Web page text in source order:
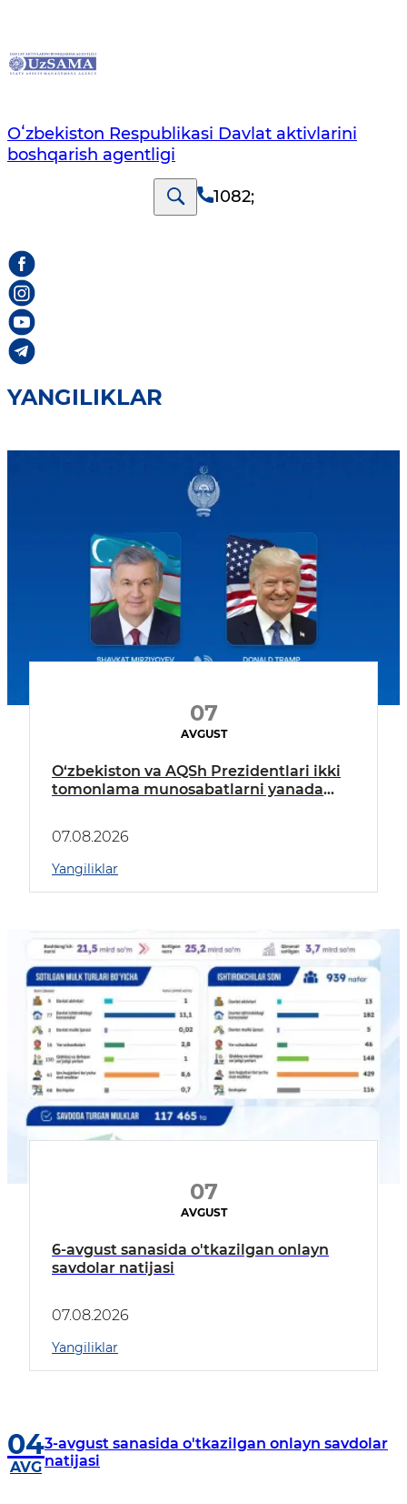
Oʻzbekiston Respublikasi Davlat aktivlarini
boshqarish agentligi
1082;
YANGILIKLAR
07
AVGUST
O‘zbekiston va AQSh Prezidentlari ikki
tomonlama munosabatlarni yanada
07.08.2026
Yangiliklar
07
AVGUST
6-avgust sanasida o'tkazilgan onlayn
savdolar natijasi
07.08.2026
Yangiliklar
04
AVG
3-avgust sanasida o'tkazilgan onlayn savdolar
natijasi